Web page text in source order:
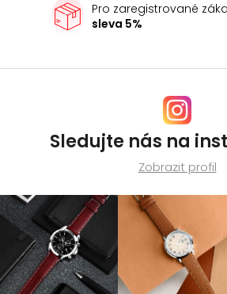
Pro zaregistrované
sleva 5%
Sledujte nás na
Zobrazit profil